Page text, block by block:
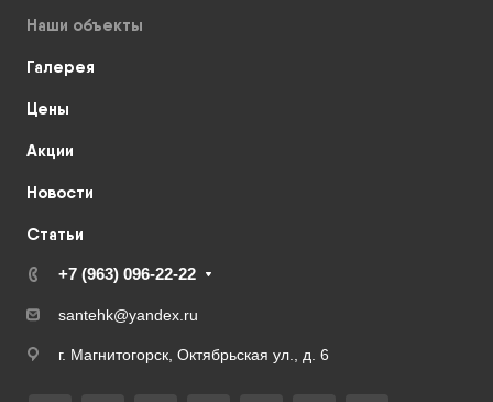
Наши объекты
Галерея
Цены
Акции
Новости
Статьи
+7 (963) 096-22-22
santehk@yandex.ru
г. Магнитогорск, Октябрьская ул., д. 6